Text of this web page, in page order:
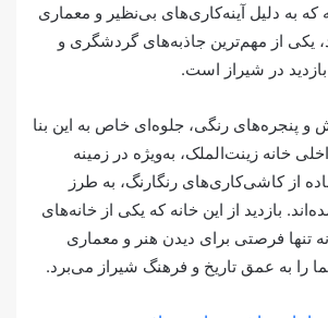
به دلیل آینه‌کاری‌های بی‌نظیر و معماری
از مهم‌ترین جاذبه‌های گردشگری و
در شیراز است.
رنگی، جلوه‌ای خاص به این بنا
خانه زینت‌الملک، به‌ویژه در زمینه
از کاشی‌کاری‌های رنگارنگ، به طرز
بازدید از این خانه که یکی از خانه‌های
تنها فرصتی برای دیدن هنر و معماری
را به عمق تاریخ و فرهنگ شیراز می‌برد.